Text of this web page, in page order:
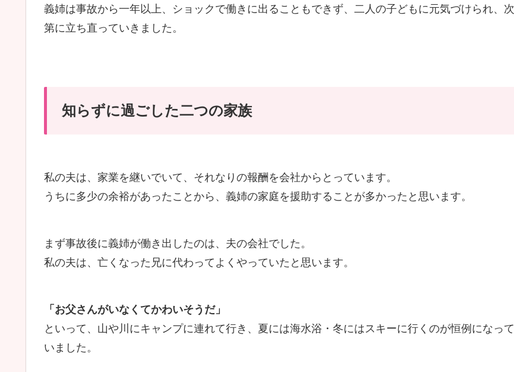
義姉は事故から一年以上、ショックで働きに出ることもできず、二人の子どもに元気づけられ、次
第に立ち直っていきました。
知らずに過ごした二つの家族
私の夫は、家業を継いでいて、それなりの報酬を会社からとっています。
うちに多少の余裕があったことから、義姉の家庭を援助することが多かったと思います。
まず事故後に義姉が働き出したのは、夫の会社でした。
私の夫は、亡くなった兄に代わってよくやっていたと思います。
「お父さんがいなくてかわいそうだ」
といって、山や川にキャンプに連れて行き、夏には海水浴・冬にはスキーに行くのが恒例になって
いました。